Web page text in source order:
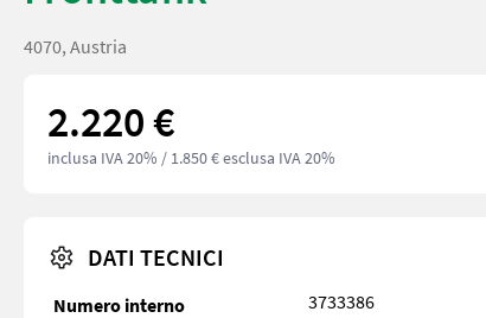
4070, Austria
2.220 €
inclusa IVA 20% / 1.850 € esclusa IVA 20%
DATI TECNICI
Numero interno 3733386